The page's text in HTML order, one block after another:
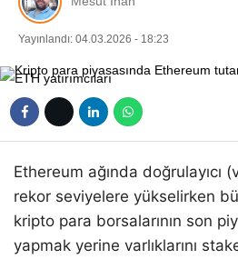
Yayınlandı: 04.03.2026 - 18:23
Ethereum ağında doğrulayıcı
rekor seviyelere yükselirken
kripto para borsalarının son
yapmak yerine varlıklarını